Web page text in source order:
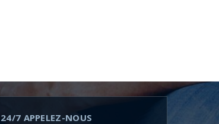
24/7 APPELEZ-NOUS